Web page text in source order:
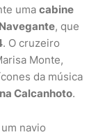
uma cabine
, que
. O cruzeiro
Monte,
da música
Calcanhoto.
navio